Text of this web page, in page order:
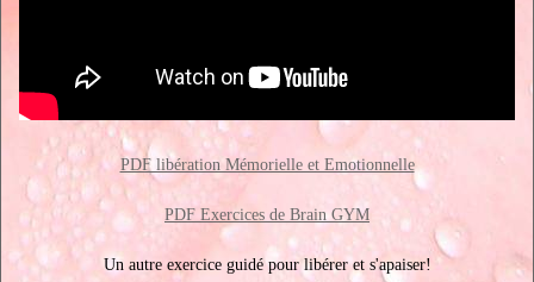
PDF libération Mémorielle et Emotionnelle
PDF Exercices de Brain GYM
Un autre exercice guidé pour libérer et s'apaiser!